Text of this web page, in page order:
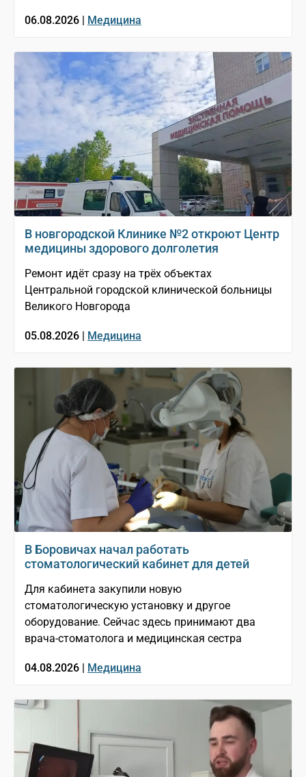
06.08.2026 | Медицина
В новгородской Клинике №2 откроют Центр
медицины здорового долголетия
Ремонт идёт сразу на трёх объектах
Центральной городской клинической больницы
Великого Новгорода
05.08.2026 | Медицина
В Боровичах начал работать
стоматологический кабинет для детей
Для кабинета закупили новую
стоматологическую установку и другое
оборудование. Сейчас здесь принимают два
врача-стоматолога и медицинская сестра
04.08.2026 | Медицина